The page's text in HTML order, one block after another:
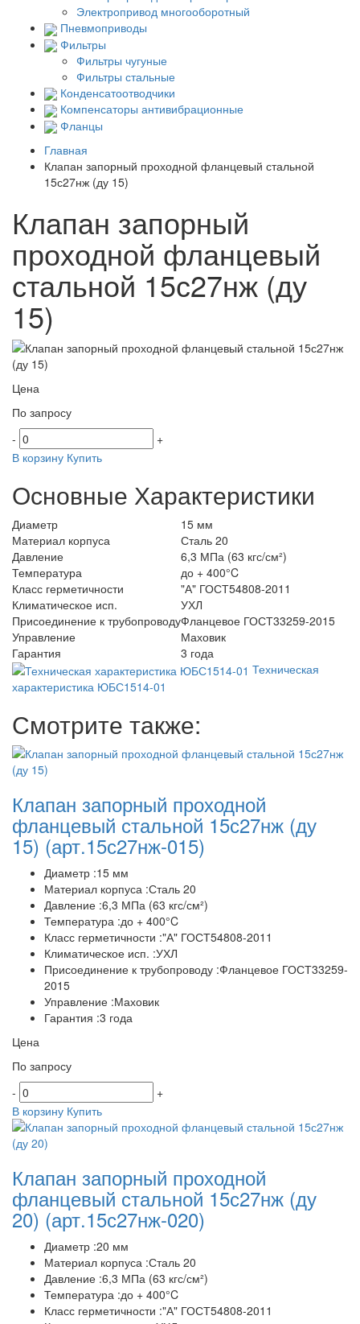
Электропривод многооборотный
Пневмоприводы
Фильтры
Фильтры чугуные
Фильтры стальные
Конденсатоотводчики
Компенсаторы антивибрационные
Фланцы
Главная
Клапан запорный проходной фланцевый стальной
15с27нж (ду 15)
Клапан запорный
проходной фланцевый
стальной 15с27нж (ду
15)
Цена
По запросу
-
+
В корзину Купить
Основные Характеристики
Диаметр
15 мм
Материал корпуса
Сталь 20
Давление
6,3 МПа (63 кгс/см²)
Температура
до + 400°C
Класс герметичности
"А" ГОСТ54808-2011
Климатическое исп.
УХЛ
Присоединение к трубопроводуФланцевое ГОСТ33259-2015
Управление
Маховик
Гарантия
3 года
Техническая
характеристика ЮБС1514-01
Смотрите также:
Клапан запорный проходной
фланцевый стальной 15с27нж (ду
15) (арт.15с27нж-015)
Диаметр :15 мм
Материал корпуса :Сталь 20
Давление :6,3 МПа (63 кгс/см²)
Температура :до + 400°C
Класс герметичности :"А" ГОСТ54808-2011
Климатическое исп. :УХЛ
Присоединение к трубопроводу :Фланцевое ГОСТ33259-
2015
Управление :Маховик
Гарантия :3 года
Цена
По запросу
-
+
В корзину Купить
Клапан запорный проходной
фланцевый стальной 15с27нж (ду
20) (арт.15с27нж-020)
Диаметр :20 мм
Материал корпуса :Сталь 20
Давление :6,3 МПа (63 кгс/см²)
Температура :до + 400°C
Класс герметичности :"А" ГОСТ54808-2011